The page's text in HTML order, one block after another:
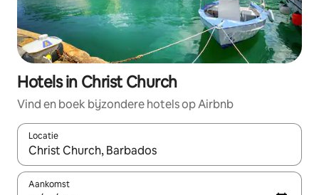
Hotels in Christ Church
Vind en boek bijzondere hotels op Airbnb
Locatie
Wanneer er suggesties beschikbaar zijn, maak je een keuze
Aankomst